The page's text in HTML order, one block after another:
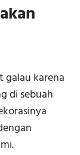
galau karena
di sebuah